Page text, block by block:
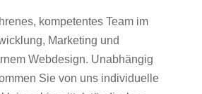
kompetentes Team im
Marketing und
Webdesign. Unabhängig
Sie von uns individuelle